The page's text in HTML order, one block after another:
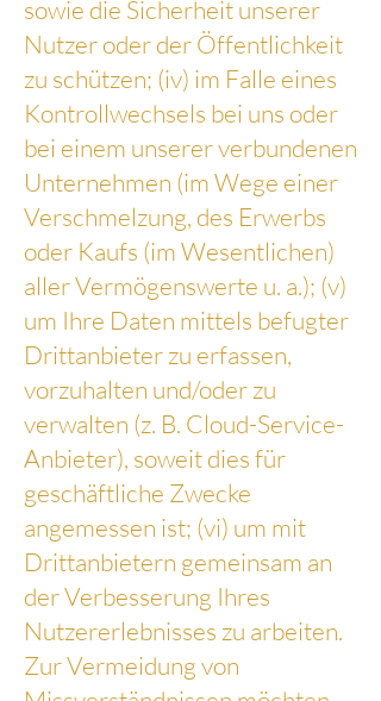
sowie die Sicherheit unserer
Nutzer oder der Öffentlichkeit
zu schützen; (iv) im Falle eines
Kontrollwechsels bei uns oder
bei einem unserer verbundenen
Unternehmen (im Wege einer
Verschmelzung, des Erwerbs
oder Kaufs (im Wesentlichen)
aller Vermögenswerte u. a.); (v)
um Ihre Daten mittels befugter
Drittanbieter zu erfassen,
vorzuhalten und/oder zu
verwalten (z. B. Cloud-Service-
Anbieter), soweit dies für
geschäftliche Zwecke
angemessen ist; (vi) um mit
Drittanbietern gemeinsam an
der Verbesserung Ihres
Nutzererlebnisses zu arbeiten.
Zur Vermeidung von